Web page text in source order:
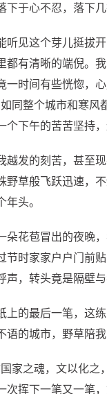
下于心不忍，落下
听见这个芽儿挺拔
都有清晰的端倪。
一时间有些恍惚，
同整个城市和寒风
个下午的苦苦坚持
越发的刻苦，甚至
野草般飞跃迅速，
年头。
朵花苞冒出的夜晚
节时家家户户门前
声，转头竟是隔壁
上的最后一笔，这
语的城市，野草陪
家之魂，文以化之
次挥下一笔又一笔